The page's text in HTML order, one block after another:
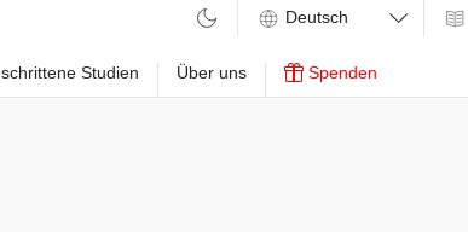
Studien Über uns Spenden